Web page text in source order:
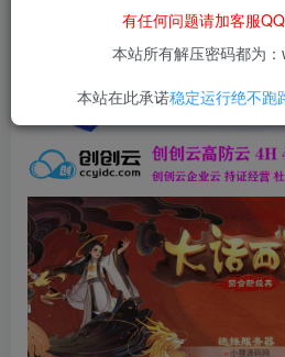
本站资源仅用于学习交流，
等非法行为；资源下载后请
果由使用者自行承担。
有任何问题请加客服
本站所有解压密码都为
本站在此承诺稳定运行绝不跑